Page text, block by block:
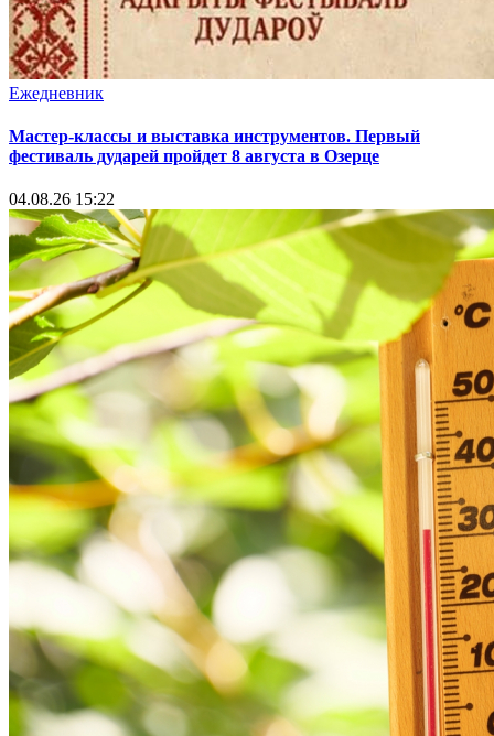
Ежедневник
Мастер-классы и выставка инструментов. Первый
фестиваль дударей пройдет 8 августа в Озерце
04.08.26 15:22